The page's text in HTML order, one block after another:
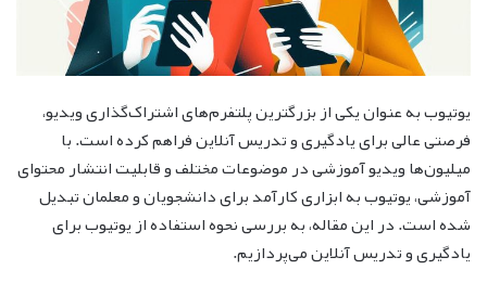
یوتیوب به عنوان یکی از بزرگترین پلتفرم‌های اشتراک‌گذاری ویدیو،
فرصتی عالی برای یادگیری و تدریس آنلاین فراهم کرده است. با
میلیون‌ها ویدیو آموزشی در موضوعات مختلف و قابلیت انتشار محتوای
آموزشی، یوتیوب به ابزاری کارآمد برای دانشجویان و معلمان تبدیل
شده است. در این مقاله، به بررسی نحوه استفاده از یوتیوب برای
یادگیری و تدریس آنلاین می‌پردازیم.